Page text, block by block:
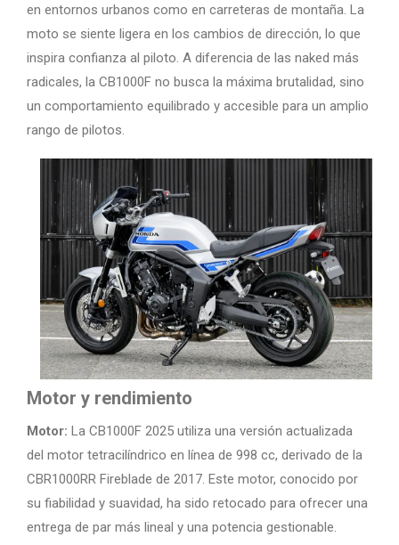
en entornos urbanos como en carreteras de montaña. La
moto se siente ligera en los cambios de dirección, lo que
inspira confianza al piloto. A diferencia de las naked más
radicales, la CB1000F no busca la máxima brutalidad, sino
un comportamiento equilibrado y accesible para un amplio
rango de pilotos.
Motor y rendimiento
Motor: La CB1000F 2025 utiliza una versión actualizada
del motor tetracilíndrico en línea de 998 cc, derivado de la
CBR1000RR Fireblade de 2017. Este motor, conocido por
su fiabilidad y suavidad, ha sido retocado para ofrecer una
entrega de par más lineal y una potencia gestionable.